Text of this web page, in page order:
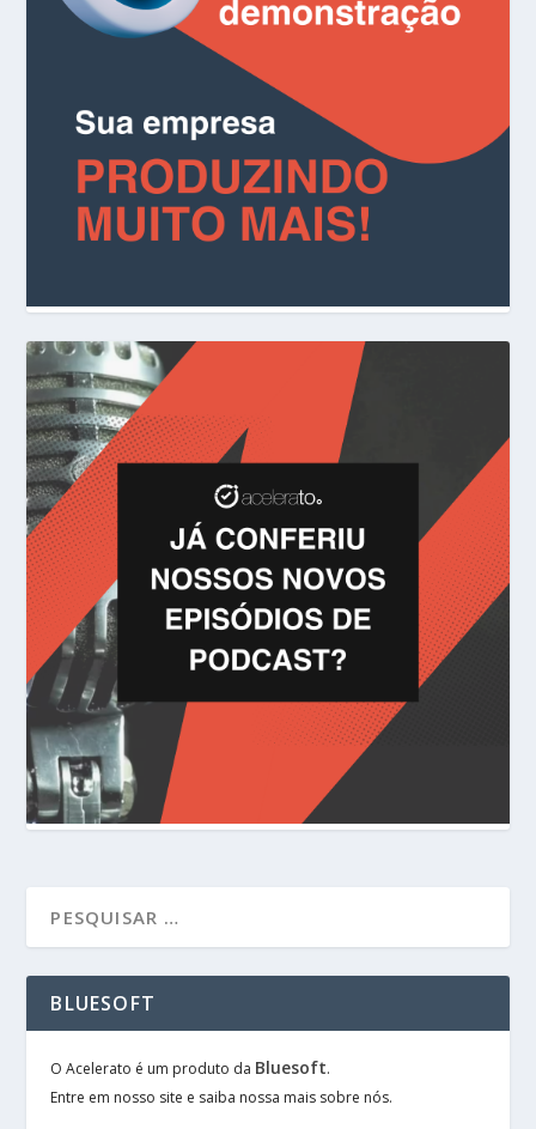
BLUESOFT
O Acelerato é um produto da Bluesoft.
Entre em nosso site e saiba nossa mais sobre nós.